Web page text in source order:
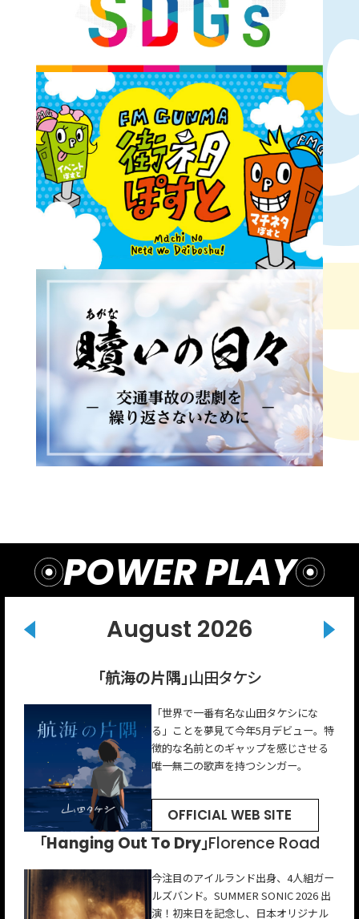
POWER PLAY
August 2026
「航海の片隅」山田タケシ
「世界で一番有名な山田タケシにな
る」ことを夢見て今年5月デビュー。特
徴的な名前とのギャップを感じさせる
唯一無二の歌声を持つシンガー。
OFFICIAL WEB SITE
「Hanging Out To Dry」Florence Road
今注目のアイルランド出身、4人組ガー
ルズバンド。SUMMER SONIC 2026 出
演！初来日を記念し、日本オリジナル
「新女神」名誉伝説
Vo.こたにの儚くも温かい唯⼀無⼆の歌
声と、Gt.けっさくが⼿がけるポップで
コミカルなライフミュージックが、圧
倒的中毒性を⽣む。
OFFICIAL WEB SITE
「break up season」Yorke
オーストラリア出身のオルタナティ
ブ・ポップ・アーティスト。
日本でも注目を集めていて、indigo la
「Toi toi toi！」インナージャーニー
2人組ロックバンド。メジャーデビュー
シングルの曲名「Toi toi toi」はうまく
いくよ！というドイツ語のおまじない
の言葉。
OFFICIAL WEB SITE
「マクラメ フィーチャリング メイ･シモネス」
アロンは、米国ノースカロライナ州出
「Pressure Dynamite」パーカーズ
ストレートな歌詞とどこか懐かしい口
ずさんでしまうメロディが持ち味のロ
ックバンド。体現している“POPS”の
厚みがさらに増した楽曲。
OFFICIAL WEB SITE
「ディナー・パーティー」ナイル・ホーラン
ワン・ダイレクションのメンバーで、
現在はソロとして活動。本作はシネマ
ティックでありながらオーガニックな
「ゼロカラ」gb
gb（ジービー）は、ソウルミュージッ
ク界のレジェンドKool &The Gang の
オリジナルメンバー ジョージ・ブラウ
ンを父に持つシンガーソングライタ
ー。
OFFICIAL WEB SITE
「Good At Lying（ft. Langhorne Slim）」
ジレット・ジョンソン
アメリカナッシュビルを拠点に活動す